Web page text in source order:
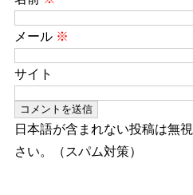
メール ※
サイト
日本語が含まれない投稿は無
さい。（スパム対策）